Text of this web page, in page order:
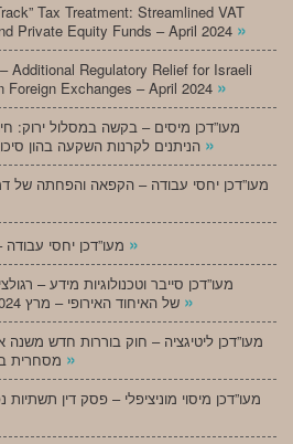
Tax Treatment: Streamlined VAT
Private Equity Funds – April 2024 »
Additional Regulatory Relief for Israeli
Foreign Exchanges – April 2024 »
מעו”דכן מיסים – בקשה במסלול ירוק:
»
»
מעו”דכן סייבר וטכנולוגיות מידע –
»
מעו”דכן ליטיגציה – חוק בוררות חדש משנה
»
מעו”דכן מיסוי מוניציפלי – פסק דין